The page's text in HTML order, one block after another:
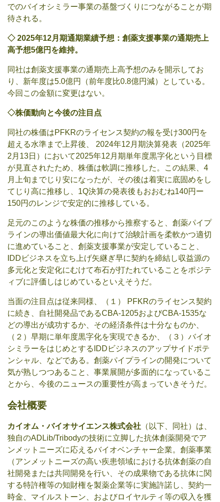
でのバイオシミラー事業の基盤づくりにつながることが期
待される。
◇ 2025年12月期通期業績予想：創薬支援事業の通期売上
高予想5億円を維持。
同社は創薬支援事業の通期売上高予想のみを開示してお
り、新年度は5.0億円（前年度比0.8億円減）としている。
今回この金額に変更はない。
◇株価動向と今後の注目点
同社の株価はPFKRのライセンス契約の報を受け300円を
超える水準まで上昇後、 2024年12月期決算発表（2025年
2月13日）において2025年12月期単年度黒字化という目標
が見直されたため、株価は軟調に推移した。この結果、4
月上旬までじり安になったが、その後は着実に底固めをし
てじり高に推移し、1Q決算の発表後もおおむね140円ー
150円のレンジで安定的に推移している。
足元のこのような株価の推移から推察すると、創薬パイプ
ラインの導出価値最大化に向けて治験計画を柔軟かつ適切
に進めていること、創薬支援事業が安定していること、
IDDビジネスを立ち上げ矢継ぎ早に契約を締結し収益源の
多元化と安定化にむけて布石が打たれていることをポジテ
ィブに評価しはじめているといえそうだ。
当面の注目点は従来同様、（１） PFKRのライセンス契約
に続き、自社開発品であるCBA-1205およびCBA-1535な
どの導出が成功するか、その経済条件は十分なものか、
（２）早期に単年度黒字化を実現できるか、（３）バイオ
シミラーをはじめとするIDDビジネスのアップサイドポテ
ンシャル、などである。創薬パイプラインの開発について
気が熟しつつあること、事業展開が多面的になっているこ
とから、今後のニュースの重要性が高まっていきそうだ。
会社概要
カイオム・バイオサイエンス株式会社 （以下、同社）は、
独自のADLib/Tribodyの技術に立脚した抗体創薬開発でア
ンメットニーズに応えるバイオベンチャー企業。創薬事業
（アンメットニーズの高い疾患領域における抗体創薬の自
社開発または共同開発を行い、その成果物である抗体に関
する特許権等の知財権を製薬企業等に実施許諾し、契約一
時金、マイルストーン、およびロイヤルティ等の収入を獲